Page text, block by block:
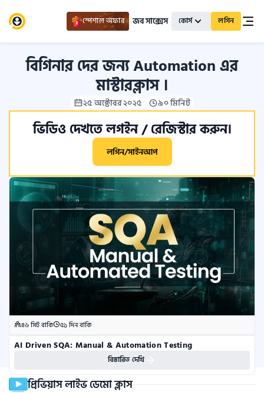
স্পেশাল অফার জব সাক্সেস কোর্স লগিন
বিগিনার দের জন্য Automation এর
মাস্টারক্লাস ।
২৫ অক্টোবর ২০২৫ ৯০ মিনিট
ভিডিও দেখতে লগইন / রেজিস্টার করুন।
লগিন/সাইনআপ
৪৬ সিট বাকি ৫১ দিন বাকি
AI Driven SQA: Manual & Automation Testing
বিস্তারিত দেখি
প্রিভিয়াস লাইভ ডেমো ক্লাস